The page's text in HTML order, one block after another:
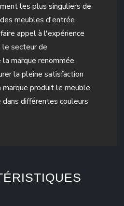
les plus singuliers de
meubles d'entrée
appel à l'expérience
le secteur de
marque renommée.
la pleine satisfaction
produit le meuble
différentes couleurs